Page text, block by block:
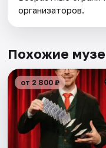
организаторов.
Похожие
от 2 800 ₽